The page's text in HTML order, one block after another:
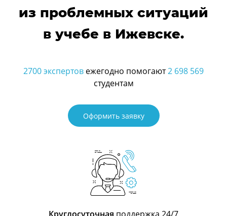
из проблемных ситуаций
в учебе в Ижевске.
2700 экспертов ежегодно помогают2 698 569
студентам
Оформить заявку